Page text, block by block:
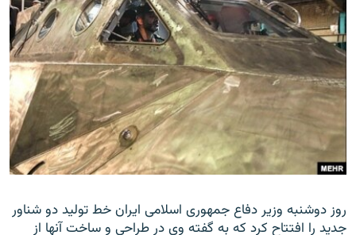
فرکانس‌ها
گزارش‌های تصویری
گزارش‌های ویدئویی
English
به ما بپیوندید
روز دوشنبه وزیر دفاع جمهورى اسلامى ایران خط تولید دو شناور
جدید را افتتاح کرد که به گفته وی در طراحى و ساخت ‌آنها از